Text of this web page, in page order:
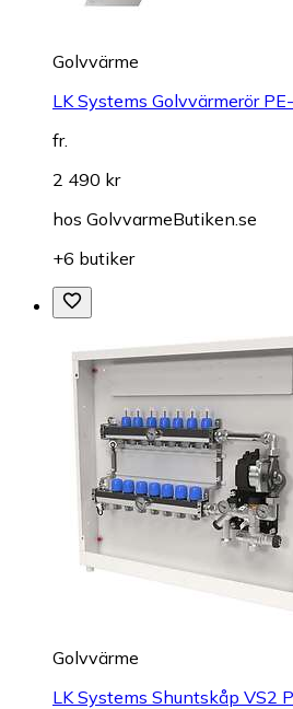
Golvvärme
LK Systems Golvvärmerör
fr.
2 490 kr
hos GolvvarmeButiken.se
+6 butiker
Golvvärme
LK Systems Shuntskåp VS2